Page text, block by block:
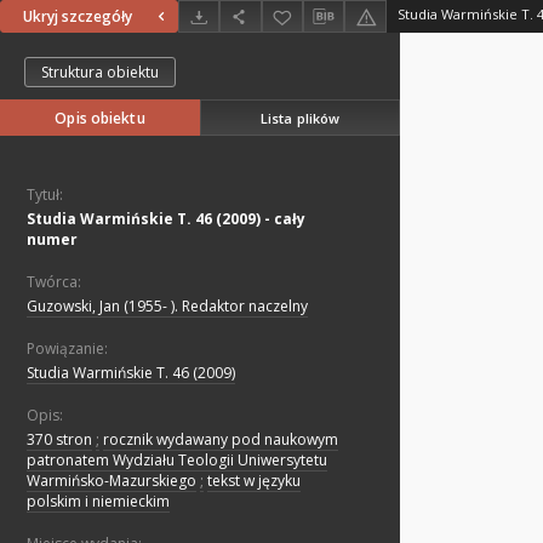
Ukryj szczegóły Studia Warmińskie T.
Struktura obiektu
Opis obiektu Lista plików
Tytuł:
Studia Warmińskie T. 46 (2009) - cały
numer
Twórca:
Guzowski, Jan (1955- ). Redaktor naczelny
Powiązanie:
Studia Warmińskie T. 46 (2009)
Opis:
370 stron ; rocznik wydawany pod naukowym
patronatem Wydziału Teologii Uniwersytetu
Warmińsko-Mazurskiego ; tekst w języku
polskim i niemieckim